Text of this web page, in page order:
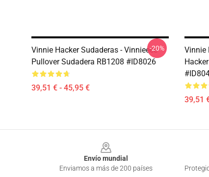
Vinnie Hacker Sudaderas - Vinnieeee
Pullover Sudadera RB1208 #ID8026
39,51 € - 45,95 €
-20%
Vinnie
39,51
Envío mundial
Enviamos a más de 200 países